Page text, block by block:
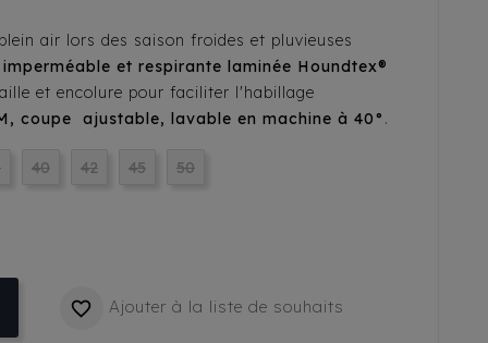
air lors des saison froides et pluvieuses
et respirante laminée Houndtex®
et encolure pour faciliter l'habillage
coupe ajustable, lavable en machine à 40° .
40 42 45 50
 Ajouter à la liste de souhaits